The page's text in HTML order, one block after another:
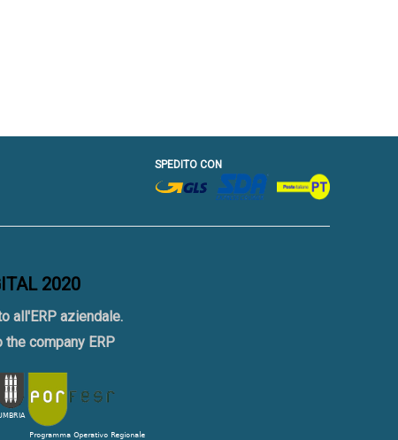
SPEDITO CON
2020
all'ERP aziendale.
company ERP